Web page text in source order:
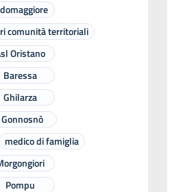
comunità territoriali
Oristano
Baressa
Ghilarza
Gonnosnò
medico di famiglia
Pompu